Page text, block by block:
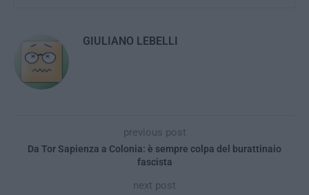
GIULIANO LEBELLI
previous post
Da Tor Sapienza a Colonia: è sempre colpa del burattinaio
fascista
next post